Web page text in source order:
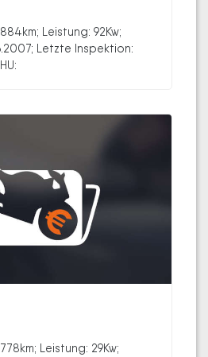
Leistung: 92Kw;
Letzte Inspektion:
Leistung: 29Kw;